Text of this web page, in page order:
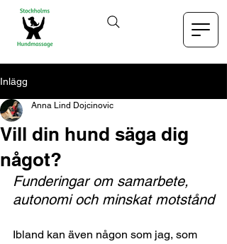
Inlägg
Vill din hund säga dig
något?
Anna Lind Dojcinovic
Funderingar om samarbete,
autonomi och minskat motstånd
Ibland kan även någon som jag, som